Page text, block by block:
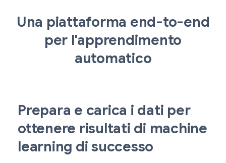
Una piattaforma end-to-end
per l'apprendimento
automatico
Prepara e carica i dati per
ottenere risultati di machine
learning di successo